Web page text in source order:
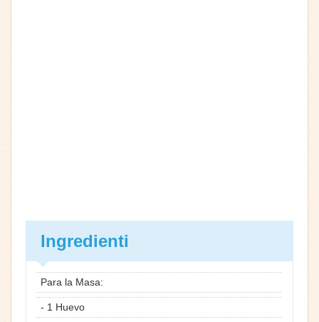
Ingredienti
Para la Masa:
- 1 Huevo